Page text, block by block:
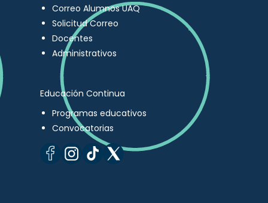
Correo Alumnos UAQ
Solicitud Correo
Docentes
Administrativos
Educación Continua
Programas educativos
Convocatorias